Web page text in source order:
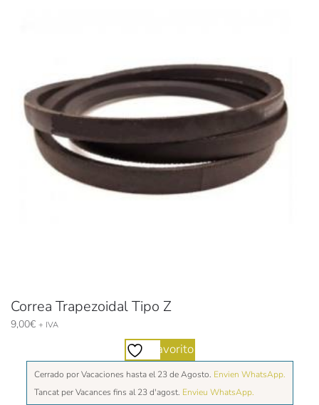
Correa Trapezoidal Tipo Z
9,00€ + IVA
Favorito
Cerrado por Vacaciones hasta el 23 de Agosto. Envien WhatsApp.
Tancat per Vacances fins al 23 d'agost. Envieu WhatsApp.